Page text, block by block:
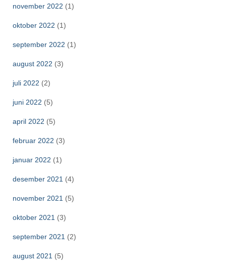
november 2022 (1)
oktober 2022 (1)
september 2022 (1)
august 2022 (3)
juli 2022 (2)
juni 2022 (5)
april 2022 (5)
februar 2022 (3)
januar 2022 (1)
desember 2021 (4)
november 2021 (5)
oktober 2021 (3)
september 2021 (2)
august 2021 (5)